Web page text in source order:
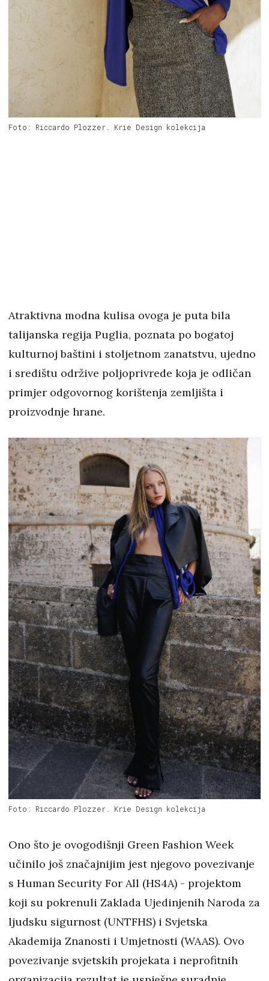
Foto: Riccardo Plozzer. Krie Design kolekcija
Atraktivna modna kulisa ovoga je puta bila
talijanska regija Puglia, poznata po bogatoj
kulturnoj baštini i stoljetnom zanatstvu, ujedno
i središtu održive poljoprivrede koja je odličan
primjer odgovornog korištenja zemljišta i
proizvodnje hrane.
Foto: Riccardo Plozzer. Krie Design kolekcija
Ono što je ovogodišnji Green Fashion Week
učinilo još značajnijim jest njegovo povezivanje
s Human Security For All (HS4A) - projektom
koji su pokrenuli Zaklada Ujedinjenih Naroda za
ljudsku sigurnost (UNTFHS) i Svjetska
Akademija Znanosti i Umjetnosti (WAAS). Ovo
povezivanje svjetskih projekata i neprofitnih